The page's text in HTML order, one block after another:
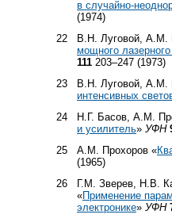
в случайно-
(1974)
22
В.Н. Луговой, А.М.
мощного
111 203–247 (1973)
23
В.Н. Луговой, А.М.
интенсивных
24
Н.Г. Басов, А.М.
и усилитель» УФН
25
А.М. Прохоров «
(1965)
26
Г.М. Зверев, Н.В.
«Применение
электронике» УФН